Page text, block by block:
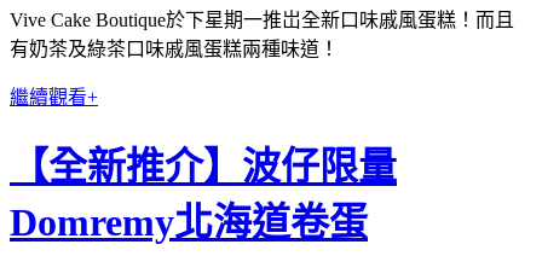
Vive Cake Boutique於下星期一推岀全新口味戚風蛋糕！而且
有奶茶及綠茶口味戚風蛋糕兩種味道！
繼續觀看+
【全新推介】波仔限量
Domremy北海道卷蛋